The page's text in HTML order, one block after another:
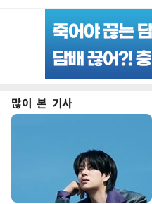
많이 본 기사